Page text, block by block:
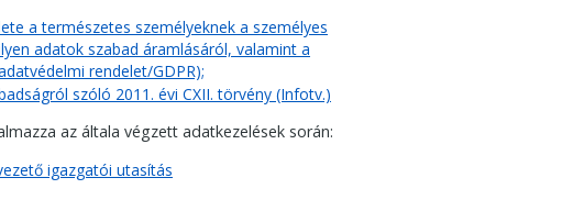
a természetes személyeknek a személyes
adatok szabad áramlásáról, valamint a
rendelet/GDPR);
szóló 2011. évi CXII. törvény (Infotv.)
az általa végzett adatkezelések során:
igazgatói utasítás